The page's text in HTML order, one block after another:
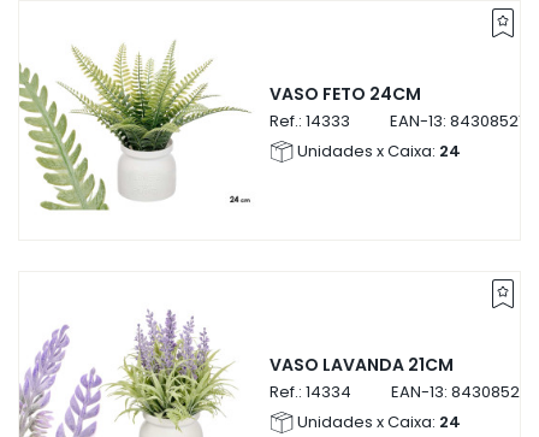
VASO FETO 24CM
Ref.: 14333 EAN-13:
Unidades x Caixa: 24
VASO LAVANDA 21CM
Ref.: 14334 EAN-13:
Unidades x Caixa: 24